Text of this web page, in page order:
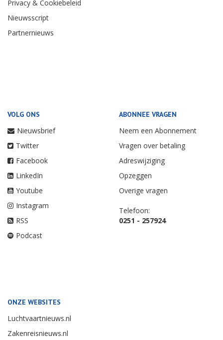
Privacy & Cookiebeleid
Nieuwsscript
Partnernieuws
VOLG ONS
Nieuwsbrief
Twitter
Facebook
LinkedIn
Youtube
Instagram
RSS
Podcast
ABONNEE VRAGEN
Neem een Abonnement
Vragen over betaling
Adreswijziging
Opzeggen
Overige vragen
Telefoon:
0251 - 257924
ONZE WEBSITES
Luchtvaartnieuws.nl
Zakenreisnieuws.nl